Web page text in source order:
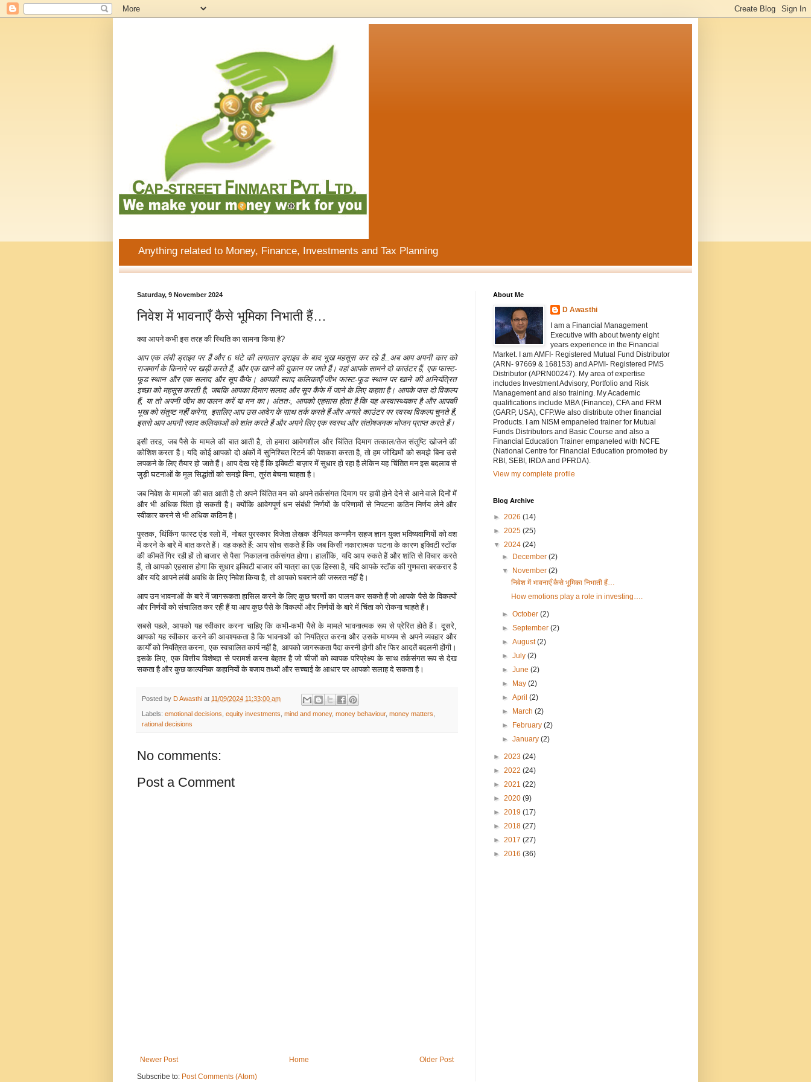
Anything related to Money, Finance, Investments and Tax Planning
Saturday, 9 November 2024
निवेश में भावनाएँ कैसे भूमिका निभाती हैं…
क्या आपने कभी इस तरह की स्थिति का सामना किया है?
आप एक लंबी ड्राइव पर हैं और 6 घंटे की लगातार ड्राइव के बाद भूख महसूस कर रहे हैं...अब आप अपनी कार को
राजमार्ग के किनारे पर खड़ी करते हैं, और एक खाने की दुकान पर जाते हैं। वहां आपके सामने दो काउंटर हैं, एक फास्ट-
फूड स्थान और एक सलाद और सूप कैफे। आपकी स्वाद कलिकाएँ/जीभ फास्ट-फूड स्थान पर खाने की अनियंत्रित
इच्छा को महसूस करती है, जबकि आपका दिमाग सलाद और सूप कैफे में जाने के लिए कहता है। आपके पास दो विकल्प
हैं, या तो अपनी जीभ का पालन करें या मन का। अंततः, आपको एहसास होता है कि यह अस्वास्थ्यकर है और आपकी
भूख को संतुष्ट नहीं करेगा, इसलिए आप उस आवेग के साथ तर्क करते हैं और अगले काउंटर पर स्वस्थ विकल्प चुनते हैं,
इससे आप अपनी स्वाद कलिकाओं को शांत करते हैं और अपने लिए एक स्वस्थ और संतोषजनक भोजन प्राप्त करते हैं।
इसी तरह,जब पैसे के मामले की बात आती है,तो हमारा आवेगशील और चिंतित दिमाग तत्काल/तेज संतुष्टि खोजने की
कोशिश करता है। यदि कोई आपको दो अंकों में सुनिश्चित रिटर्न की पेशकश करता है,तो हम जोखिमों को समझे बिना उसे
लपकने के लिए तैयार हो जाते हैं। आप देख रहे हैं कि इक्विटी बाज़ार में सुधार हो रहा है लेकिन यह चिंतित मन इस बदलाव से
जुड़ी घटनाओं के मूल सिद्धांतों को समझे बिना,तुरंत बेचना चाहता है।
जब निवेश के मामलों की बात आती है तो अपने चिंतित मन को अपने तर्कसंगत दिमाग पर हावी होने देने से आने वाले दिनों में
और भी अधिक चिंता हो सकती है। क्योंकि आवेगपूर्ण धन संबंधी निर्णयों के परिणामों से निपटना कठिन निर्णय लेने और
स्वीकार करने से भी अधिक कठिन है।
पुस्तक ,थिंकिंग फास्ट एंड स्लो में ,नोबल पुरस्कार विजेता लेखक डैनियल कन्नमैन सहज ज्ञान युक्त भविष्यवाणियों को वश
में करने के बारे में बात करते हैं। वह कहते हैं: आप सोच सकते हैं कि जब किसी नकारात्मक घटना के कारण इक्विटी स्टॉक
की कीमतें गिर रही हों तो बाजार से पैसा निकालना तर्कसंगत होगा। हालाँकि ,यदि आप रुकते हैं और शांति से विचार करते
हैं,तो आपको एहसास होगा कि सुधार इक्विटी बाजार की यात्रा का एक हिस्सा है,यदि आपके स्टॉक की गुणवत्ता बरकरार है
और यदि आपने लंबी अवधि के लिए निवेश किया है,तो आपको घबराने की जरूरत नहीं है।
आप उन भावनाओं के बारे में जागरूकता हासिल करने के लिए कुछ चरणों का पालन कर सकते हैं जो आपके पैसे के विकल्पों
और निर्णयों को संचालित कर रही हैं या आप कुछ पैसे के विकल्पों और निर्णयों के बारे में चिंता को रोकना चाहते हैं।
सबसे पहले,आपको यह स्वीकार करना चाहिए कि कभी-कभी पैसे के मामले भावनात्मक रूप से प्रेरित होते हैं। दूसरे,
आपको यह स्वीकार करने की आवश्यकता है कि भावनाओं को नियंत्रित करना और उसके माध्यम से अपने व्यवहार और
कार्यों को नियंत्रित करना,एक स्वचालित कार्य नहीं है, आपको जागरूकता पैदा करनी होगी और फिर आदतें बदलनी होंगी।
इसके लिए,एक वित्तीय विशेषज्ञ से परामर्श करना बेहतर है जो चीजों को व्यापक परिप्रेक्ष्य के साथ तर्कसंगत रूप से देख
सकता है और कुछ काल्पनिक कहानियों के बजाय तथ्यों और सच्चाई के आधार पर आपको सलाह दे सकता है।
Posted by D Awasthi at 11/09/2024 11:33:00 am
Labels: emotional decisions equity investments mind and money, money behaviour, money matters
rational decisions
No comments:
Post a Comment
Newer Post Older Post
Home
Subscribe to: Post Comments (Atom)
About Me
D Awasthi
I am a Financial Management
Executive with about twenty eight
years experience in the Financial
Market. I am AMFI- Registered Mutual Fund Distributor
(ARN- 97669 & 168153) and APMI- Registered PMS
Distributor (APRN00247). My area of expertise
includes Investment Advisory, Portfolio and Risk
Management and also training. My Academic
qualifications include MBA (Finance), CFA and FRM
(GARP, USA), CFP.We also distribute other financial
Products. I am NISM empaneled trainer for Mutual
Funds Distributors and Basic Course and also a
Financial Education Trainer empaneled with NCFE
(National Centre for Financial Education promoted by
RBI, SEBI, IRDA and PFRDA).
View my complete profile
Blog Archive
► 2026 (14)
► 2025 (25)
▼ 2024 (24)
►
December(2)
▼
November(2)
निवेश में भावनाएँ कैसे भूमिका निभाती हैं…
How emotions play a role in investing….
►October(2)
►September(2)
►August(2)
►July(2)
►June(2)
►
May(2)
►April(2)
►
March(2)
►
February(2)
►January(2)
► 2023 (24)
► 2022 (24)
► 2021 (22)
► 2020 (9)
► 2019 (17)
► 2018 (27)
► 2017 (27)
► 2016 (36)